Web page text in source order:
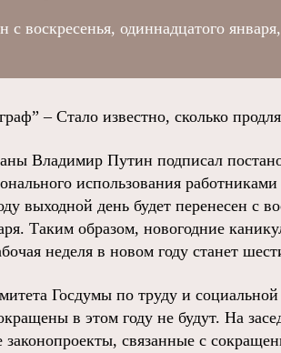
воскресенья, одиннадцатого
– Стало известно, сколько
Владимир Путин подписал
использования
выходной день будет перенесен с
Таким образом, новогодние
неделя в новом году станет
Госдумы по труду и
в этом году не будут. На
законопроекты, связанные с